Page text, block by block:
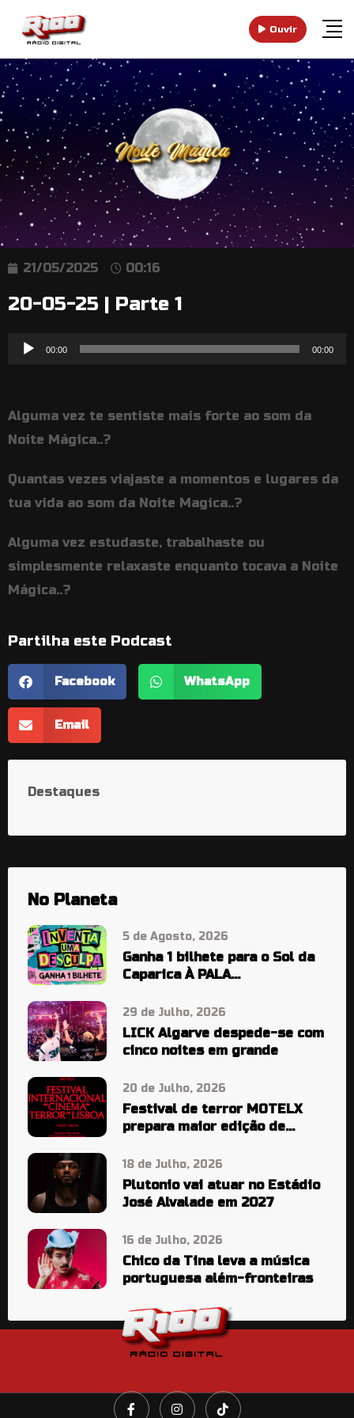
Ouvir
21/05/2025 00:16
20-05-25 | Parte 1
Reprodutor
00:00 00:00
Alguma vez te sentiste mais forte ao som da
Noite Mágica..?
Quantas vezes viajaste a momentos e lugares da
tua vida ao som da Noite Magica..?
Alguma vez estudaste, trabalhaste ou
simplesmente relaxaste enquanto tocava a Noite
Mágica..?
Partilha este Podcast
Facebook WhatsApp
Email
Destaques
No Planeta
5 de Agosto, 2026
Ganha 1 bilhete para o Sol da
Caparica À PALA…
29 de Julho, 2026
LICK Algarve despede-se com
cinco noites em grande
20 de Julho, 2026
Festival de terror MOTELX
prepara maior edição de
18 de Julho, 2026
Plutonio vai atuar no Estádio
José Alvalade em 2027
16 de Julho, 2026
Chico da Tina leva a música
portuguesa além-fronteiras